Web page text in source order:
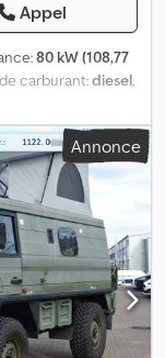
Appel
80 kW (108,77
carburant:diesel,
de sièges:2,
GW190006255
Boîte
----Sous
Annonce